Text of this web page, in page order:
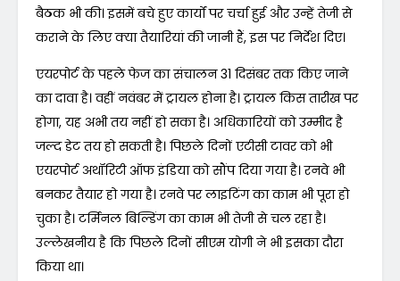
बैठक भी की। इसमें बचे हुए कार्यों पर चर्चा हुई और उन्हें तेजी से
कराने के लिए क्या तैयारियां की जानी हैं, इस पर निर्देश दिए।
एयरपोर्ट के पहले फेज का संचालन 31 दिसंबर तक किए जाने
का दावा है। वहीं नवंबर में ट्रायल होना है। ट्रायल किस तारीख पर
होगा, यह अभी तय नहीं हो सका है। अधिकारियों को उम्मीद है
जल्द डेट तय हो सकती है। पिछले दिनों एटीसी टावर को भी
एयरपोर्ट अथॉरिटी ऑफ इंडिया को सौंप दिया गया है। रनवे भी
बनकर तैयार हो गया है। रनवे पर लाइटिंग का काम भी पूरा हो
चुका है। टर्मिनल बिल्डिंग का काम भी तेजी से चल रहा है।
उल्लेखनीय है कि पिछले दिनों सीएम योगी ने भी इसका दौरा
किया था।